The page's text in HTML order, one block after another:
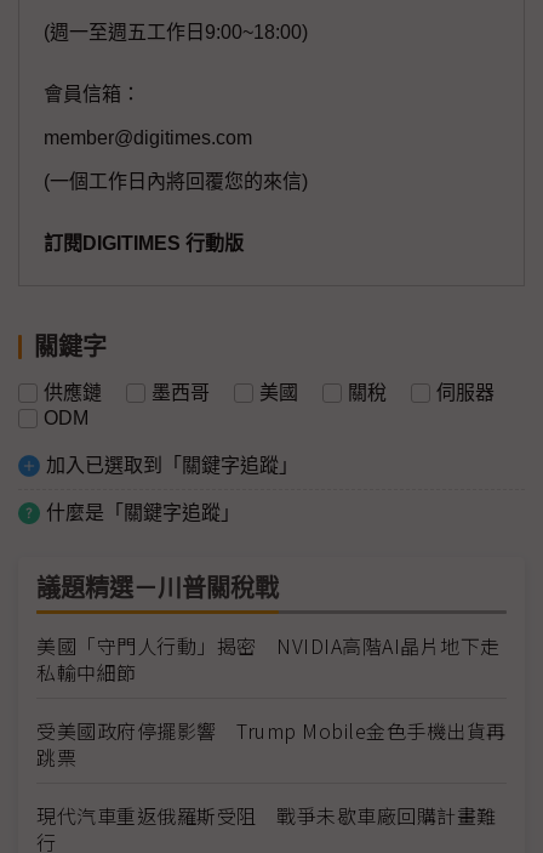
(週一至週五工作日9:00~18:00)
會員信箱：
member@digitimes.com
(一個工作日內將回覆您的來信)
訂閱DIGITIMES 行動版
關鍵字
供應鏈 墨西哥 美國 關稅
伺服器
ODM
加入已選取到「關鍵字追蹤」
什麼是「關鍵字追蹤」
議題精選－川普關稅戰
美國「守門人行動」揭密 NVIDIA高階AI晶片地下走
私輸中細節
受美國政府停擺影響 Trump Mobile金色手機出貨再
跳票
現代汽車重返俄羅斯受阻 戰爭未歇車廠回購計畫難
行